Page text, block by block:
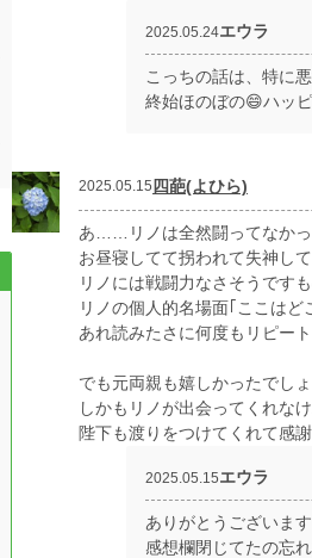
2025.05.24エウラ
こっちの話は、特に
終始ほのぼの😄ハッ
2025.05.15四葩(よひら)
あ……リノは全然闘ってなか
お昼寝してて拐われて失神し
リノには戦闘力なさそうです
リノの個人的名場面｢ここはど
あれ読みたさに何度もリピー
でも元両親も嬉しかったでし
しかもリノが出会ってくれな
陛下も渡りをつけてくれて感
2025.05.15エウラ
ありがとうございま
感想欄閉じてたの忘